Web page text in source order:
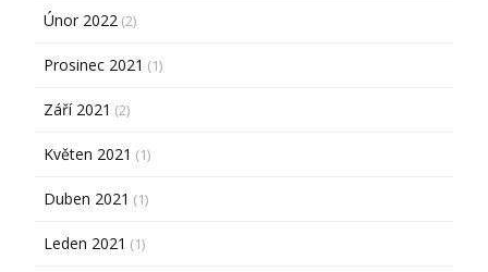
Únor 2022 (2)
Prosinec 2021 (1)
Září 2021 (2)
Květen 2021 (1)
Duben 2021 (1)
Leden 2021 (1)